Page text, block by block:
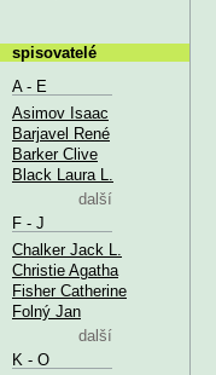
spisovatelé
A - E
Asimov Isaac
Barjavel René
Barker Clive
Black Laura L.
další
F - J
Chalker Jack L.
Christie Agatha
Fisher Catherine
Folný Jan
další
K - O